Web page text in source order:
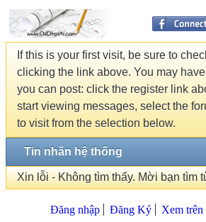
If this is your first visit, be sure to
clicking the link above. You may
you can post: click the register link
start viewing messages, select the
to visit from the selection below.
Tin nhắn hệ thống
Xin lỗi - Không tìm thấy. Mời bạn tìm
Đăng nhập Đăng Ký Xem trên